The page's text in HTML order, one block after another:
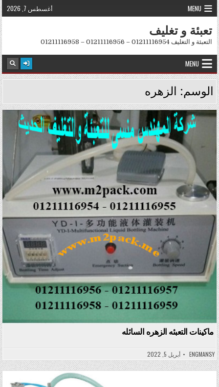
Skip to content
MENU أغسطس 7, 2026
تعبئة و تغليف
التعبئة و التغليف 01211116954 – 01211116956 – 01211116958
MENU
الوسم: الزهره
Posted in
ماكينات التعبئه الزهره السائله
ENGMANSY أبريل 5, 2022